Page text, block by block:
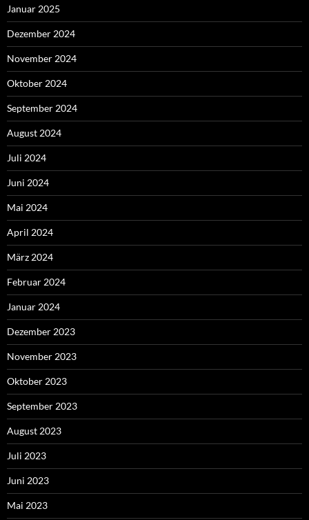
Januar 2025
Dezember 2024
November 2024
Oktober 2024
September 2024
August 2024
Juli 2024
Juni 2024
Mai 2024
April 2024
März 2024
Februar 2024
Januar 2024
Dezember 2023
November 2023
Oktober 2023
September 2023
August 2023
Juli 2023
Juni 2023
Mai 2023